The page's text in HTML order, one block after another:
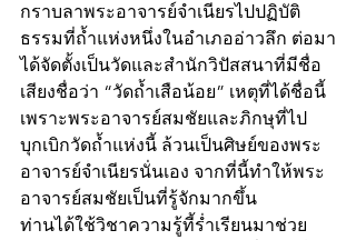
กราบลาพระอาจารย์จำเนียรไปปฏิบัติ
ธรรมที่ถ้ำแห่งหนึ่งในอำเภออ่าวลึก ต่อมา
ได้จัดตั้งเป็นวัดและสำนักวิปัสสนาที่มีชื่อ
เสียงชื่อว่า “วัดถ้ำเสือน้อย” เหตุที่ได้ชื่อนี้
เพราะพระอาจารย์สมชัยและภิกษุที่ไป
บุกเบิกวัดถ้ำแห่งนี้ ล้วนเป็นศิษย์ของพระ
อาจารย์จำเนียรนั่นเอง จากที่นี้ทำให้พระ
อาจารย์สมชัยเป็นที่รู้จักมากขึ้น
ท่านได้ใช้วิชาความรู้ที้ร่ำเรียนมาช่วย